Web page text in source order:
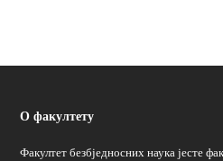
О факултету
Факултет безбједносних наука јесте